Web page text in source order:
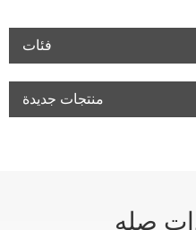
فئات
منتجات جديدة
صله